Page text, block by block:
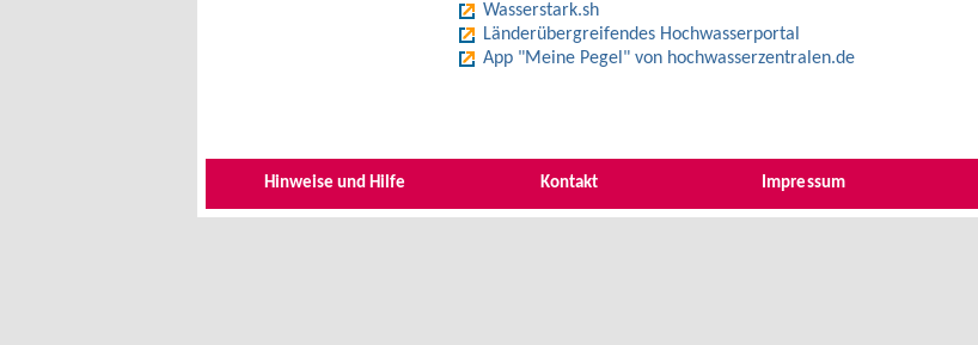
Wasserstark.sh
Länderübergreifendes Hochwasserportal
App "Meine Pegel" von hochwasserzentralen.de
Hinweise und Hilfe Kontakt Impressum